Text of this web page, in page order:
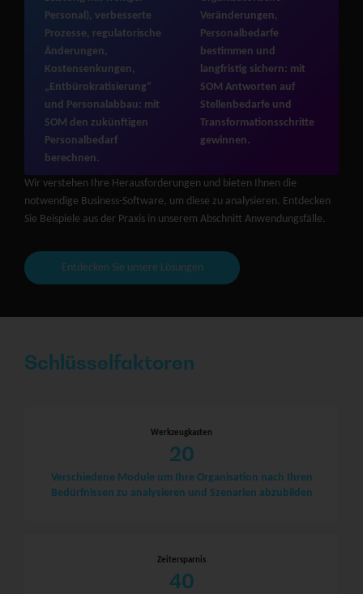
Personal), verbesserte
Prozesse, regulatorische
Änderungen,
Kostensenkungen,
„Entbürokratisierung“
und Personalabbau: mit
SOM den zukünftigen
Personalbedarf
berechnen.
Veränderungen,
Personalbedarfe
bestimmen und
langfristig sichern: mit
SOM Antworten auf
Stellenbedarfe und
Transformationsschritte
gewinnen.
Wir verstehen Ihre Herausforderungen und bieten Ihnen die
notwendige Business-Software, um diese zu analysieren. Entdecken
Sie Beispiele aus der Praxis in unserem Abschnitt Anwendungsfälle.
Entdecken Sie unsere Lösungen
Schlüsselfaktoren​
Werkzeugkasten
20
Verschiedene Module um Ihre Organisation nach Ihren
Bedürfnissen zu analysieren und Szenarien abzubilden
Zeitersparnis
40